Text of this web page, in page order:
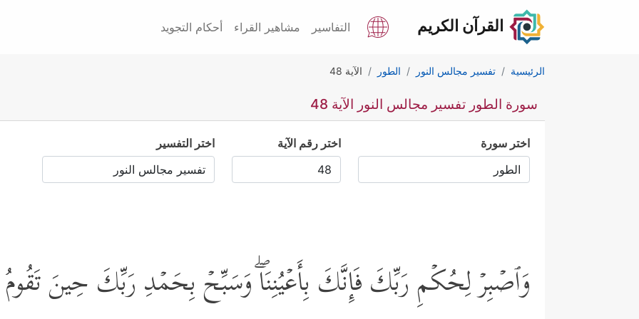
القرآن الكريم التفاسير مشاهير القراء أحكام التجويد
الرئيسية تفسير مجالس النور الطور الآية 48
سورة الطور تفسير مجالس النور الآية 48
اختر سورة اختر رقم الآية اختر التفسير
وَٱصۡبِرۡ لِحُكۡمِ رَبِّكَ فَإِنَّكَ بِأَعۡیُنِنَاۖ وَسَبِّحۡ بِحَمۡدِ رَبِّكَ حِینَ